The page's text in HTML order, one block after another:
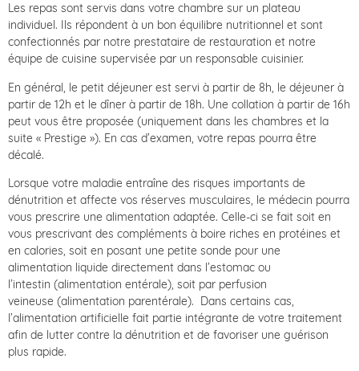
Les repas sont servis dans votre chambre sur un plateau
individuel. Ils répondent à un bon équilibre nutritionnel et sont
confectionnés par notre prestataire de restauration et notre
équipe de cuisine supervisée par un responsable cuisinier.
En général, le petit déjeuner est servi à partir de 8h, le déjeuner à
partir de 12h et le dîner à partir de 18h. Une collation à partir de 16h
peut vous être proposée (uniquement dans les chambres et la
suite « Prestige »). En cas d’examen, votre repas pourra être
décalé.
Lorsque votre maladie entraîne des risques importants de
dénutrition et affecte vos réserves musculaires, le médecin pourra
vous prescrire une alimentation adaptée. Celle-ci se fait soit en
vous prescrivant des compléments à boire riches en protéines et
en calories, soit en posant une petite sonde pour une
alimentation liquide directement dans l’estomac ou
l’intestin (alimentation entérale), soit par perfusion
veineuse (alimentation parentérale). Dans certains cas,
l’alimentation artificielle fait partie intégrante de votre traitement
afin de lutter contre la dénutrition et de favoriser une guérison
plus rapide.